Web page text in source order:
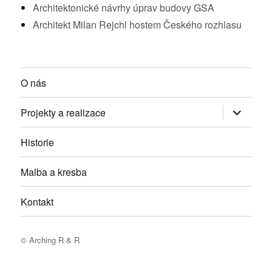
Architektonické návrhy úprav budovy GSA
Architekt Milan Rejchl hostem Českého rozhlasu
O nás
Projekty a realizace Zobrazit
položky
Historie
Malba a kresba
Kontakt
© Arching R & R